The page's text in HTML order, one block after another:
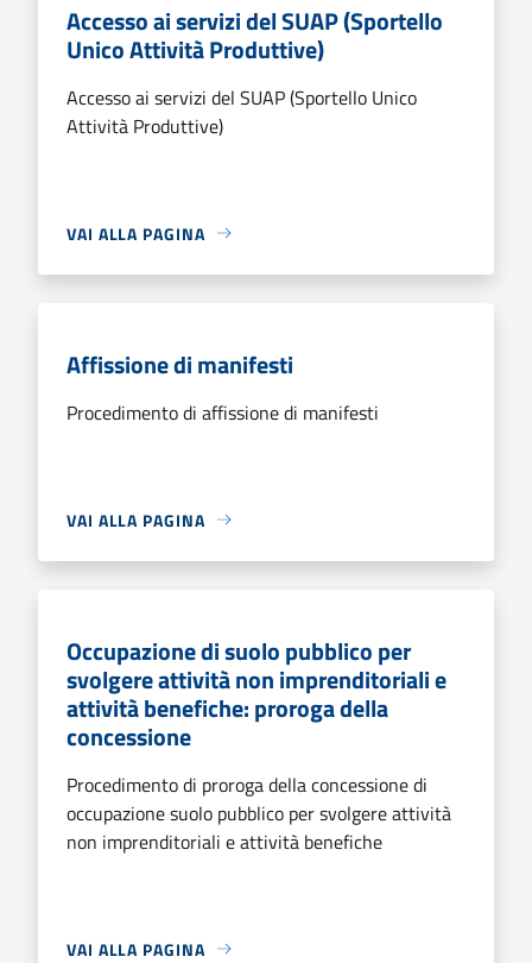
Accesso ai servizi del SUAP (Sportello
Unico Attività Produttive)
Accesso ai servizi del SUAP (Sportello Unico
Attività Produttive)
VAI ALLA PAGINA
Affissione di manifesti
Procedimento di affissione di manifesti
VAI ALLA PAGINA
Occupazione di suolo pubblico per
svolgere attività non imprenditoriali e
attività benefiche: proroga della
concessione
Procedimento di proroga della concessione di
occupazione suolo pubblico per svolgere attività
non imprenditoriali e attività benefiche
VAI ALLA PAGINA